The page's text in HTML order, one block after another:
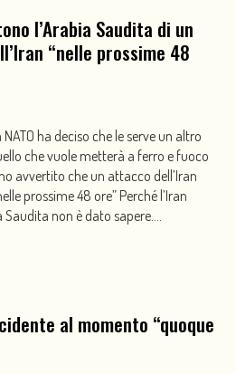
l’Arabia Saudita di un
“nelle prossime 48
ha deciso che le serve un altro
che vuole metterà a ferro e fuoco
avvertito che un attacco dell’Iran
prossime 48 ore” Perché l’Iran
non è dato sapere....
al momento “quoque